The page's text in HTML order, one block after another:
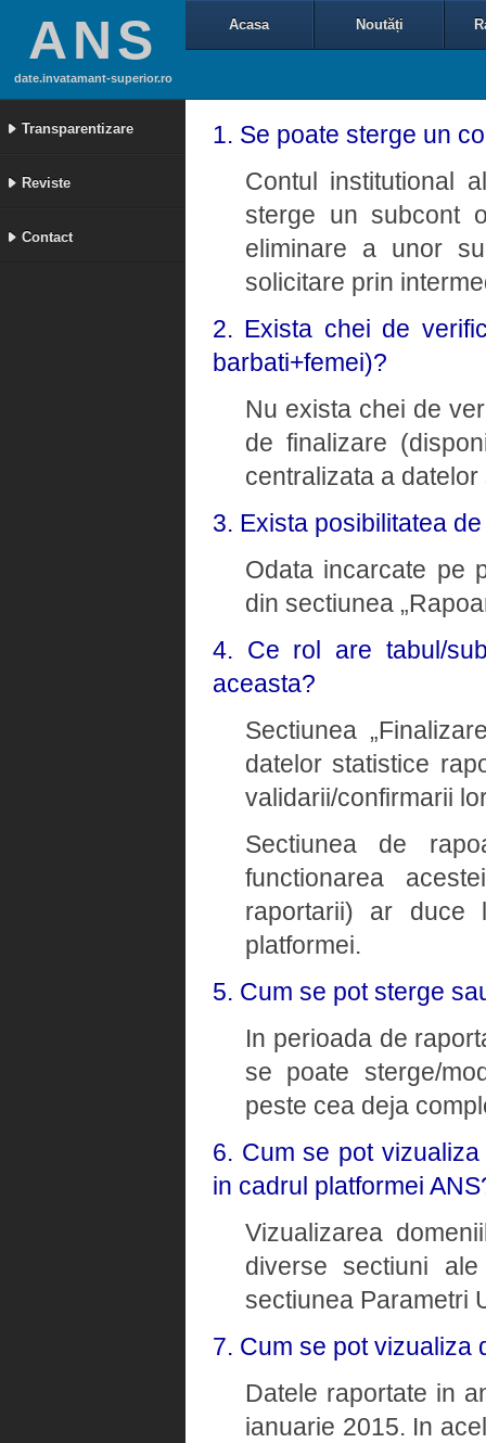
ANS
date.invatamant-superior.ro
Transparentizare
Reviste
Contact
Acasa Noutăți
1. Se poate sterge un
Contul institutional
sterge un subcont
eliminare a unor
solicitare prin
2. Exista chei de
barbati+femei)?
Nu exista chei de
de finalizare
centralizata a
3. Exista posibilitatea
Odata incarcate pe
din sectiunea
4. Ce rol are tabul/
aceasta?
Sectiunea
datelor statistice
validarii/confirmarii
Sectiunea de
functionarea
raportarii) ar duce
platformei.
5. Cum se pot sterge
In perioada de
se poate sterge/
peste cea deja
6. Cum se pot
in cadrul platformei
Vizualizarea
diverse sectiuni
sectiunea Parametri
7. Cum se pot vizualiza
Datele raportate in
ianuarie 2015. In